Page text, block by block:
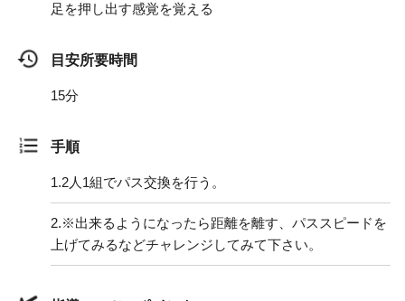
足を押し出す感覚を覚える
目安所要時間
15分
手順
1.2人1組でパス交換を行う。
2.※出来るようになったら距離を離す、パススピードを
上げてみるなどチャレンジしてみて下さい。